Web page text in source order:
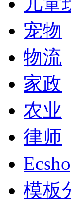
宠物
物流
家政
农业
律师
模板